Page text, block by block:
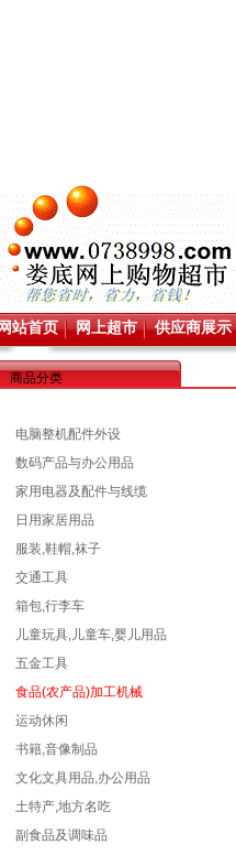
站首页 网上超市 供应商展示
商品分类
电脑整机配件外设
数码产品与办公用品
家用电器及配件与线缆
日用家居用品
服装,鞋帽,袜子
交通工具
箱包,行李车
儿童玩具,儿童车,婴儿用品
五金工具
食品(农产品)加工机械
运动休闲
书籍,音像制品
文化文具用品,办公用品
土特产,地方名吃
副食品及调味品